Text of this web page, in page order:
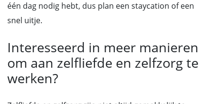
één dag nodig hebt, dus plan een staycation of een
snel uitje.
Interesseerd in meer manieren
om aan zelfliefde en zelfzorg te
werken?